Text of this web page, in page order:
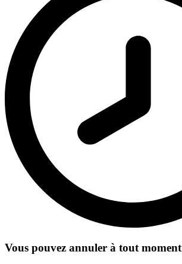
Vous pouvez annuler à tout moment